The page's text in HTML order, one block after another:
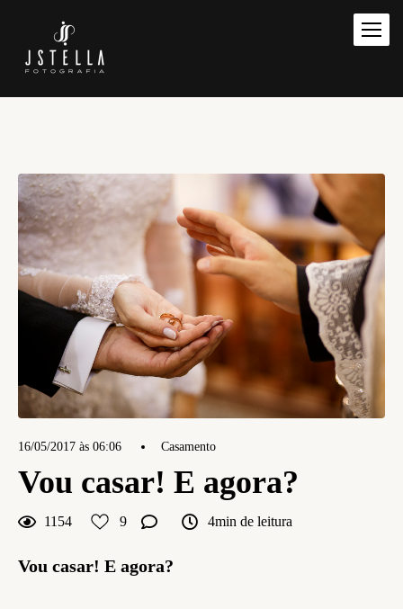
16/05/2017 às 06:06 Casamento
Vou casar! E agora?
1154 9 4min de leitura
Vou casar! E agora?